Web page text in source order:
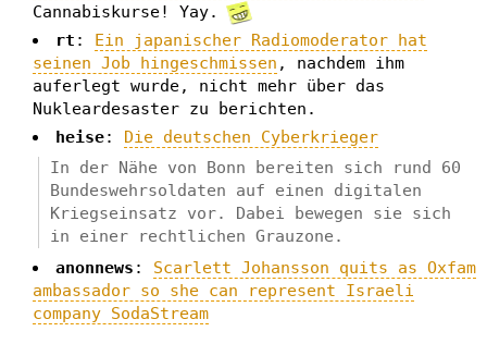
Cannabiskurse! Yay.
rt : Ein japanischer Radiomoderator hat
seinen Job hingeschmissen , nachdem ihm
auferlegt wurde, nicht mehr über das
Nukleardesaster zu berichten.
heise: Die deutschen Cyberkrieger
In der Nähe von Bonn bereiten sich rund 60
Bundeswehrsoldaten auf einen digitalen
Kriegseinsatz vor. Dabei bewegen sie sich
in einer rechtlichen Grauzone.
anonnews : Scarlett Johansson quits as Oxfam
ambassador so she can represent Israeli
company SodaStream